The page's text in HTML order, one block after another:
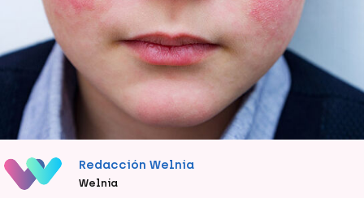
Redacción Welnia
Welnia